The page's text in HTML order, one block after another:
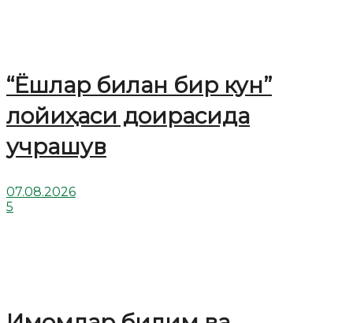
“Ёшлар билан бир кун”
лойиҳаси доирасида
учрашув
07.08.2026
5